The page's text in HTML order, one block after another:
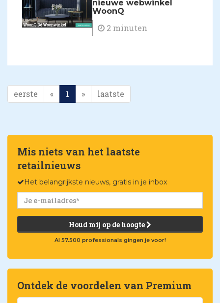
nieuwe webwinkel
WoonQ
2 minuten
eerste « 1 » laatste
Mis niets van het laatste
retailnieuws
Het belangrijkste nieuws, gratis in je inbox
Houd mij op de hoogte
Al 57.500 professionals gingen je voor!
Ontdek de voordelen van Premium